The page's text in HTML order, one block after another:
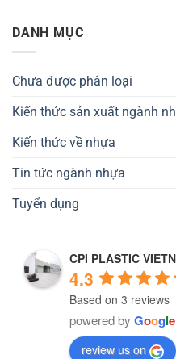
DANH MỤC
Chưa được phân loại
Kiến thức sản xuất ngành
Kiến thức về nhựa
Tin tức ngành nhựa
Tuyển dụng
CPI PLASTIC
4.3
Based on 3 reviews
powered by Google
review us on